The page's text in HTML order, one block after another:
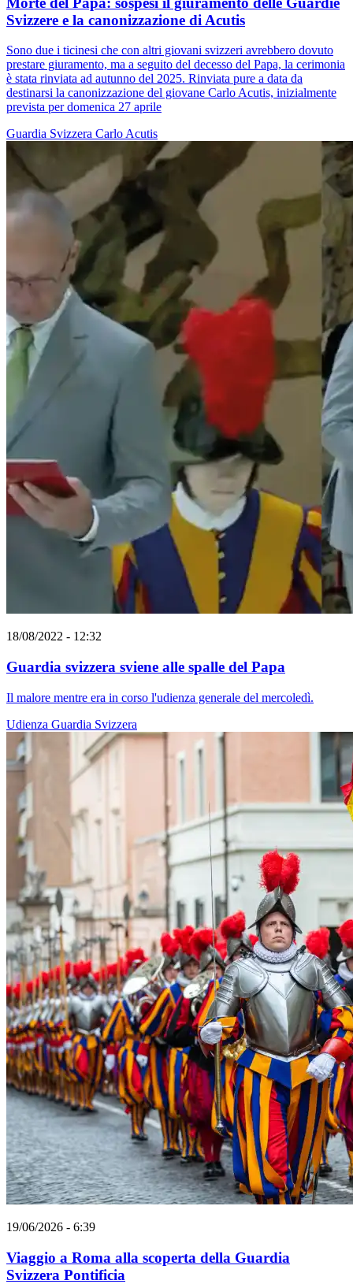
Svizzere e la canonizzazione di Acutis
Sono due i ticinesi che con altri giovani svizzeri avrebbero dovuto
prestare giuramento, ma a seguito del decesso del Papa, la cerimonia
è stata rinviata ad autunno del 2025. Rinviata pure a data da
destinarsi la canonizzazione del giovane Carlo Acutis, inizialmente
prevista per domenica 27 aprile
Guardia Svizzera Carlo Acutis
18/08/2022 - 12:32
Guardia svizzera sviene alle spalle del Papa
Il malore mentre era in corso l'udienza generale del mercoledì.
Udienza Guardia Svizzera
19/06/2026 - 6:39
Viaggio a Roma alla scoperta della Guardia
Svizzera Pontificia